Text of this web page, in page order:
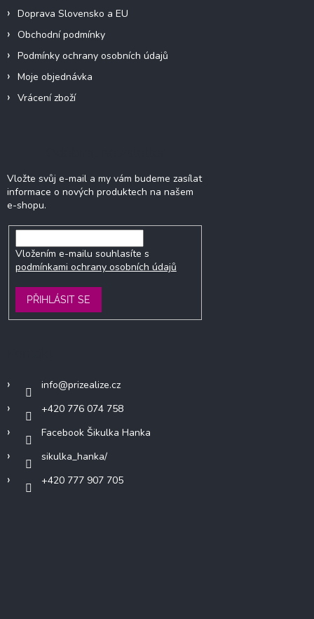
Doprava Slovensko a EU
Obchodní podmínky
Podmínky ochrany osobních údajů
Moje objednávka
Vrácení zboží
Vložte svůj e-mail a my vám budeme zasílat
informace o nových produktech na našem
e-shopu.
Vložením e-mailu souhlasíte s
podmínkami ochrany osobních údajů
PŘIHLÁSIT SE
info@prizealize.cz
+420 776 074 758
Facebook Šikulka Hanka
sikulka_hanka/
+420 777 907 705